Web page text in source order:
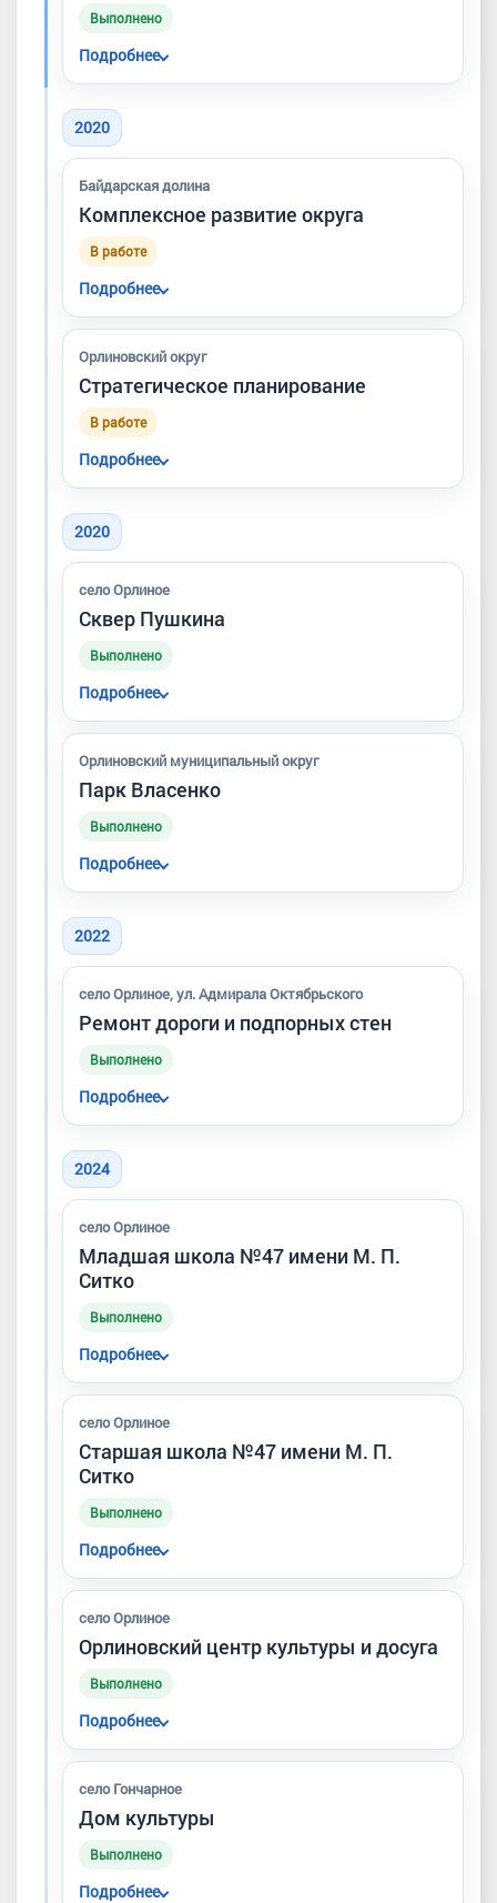
Выполнено
Подробнее
повысило доступность первичной
медицинской помощи для жителей.
2020
Байдарская долина
Комплексное развитие округа
В работе
Подробнее
Рассматривались вопросы
водообеспечения, газификации,
канализования и проекты локальных
очистных сооружений.
Орлиновский округ
Стратегическое планирование
В работе
Подробнее
развития округа, включая благоустройство,
социальные объекты, экологию и
2020
село Орлиное
Сквер Пушкина
Выполнено
Подробнее
Проведены работы по благоустройству
общественного пространства сквера
Пушкина.
Орлиновский муниципальный округ
Парк Власенко
Выполнено
Подробнее
благоустроенных общественных территорий
округа.
2022
село Орлиное, ул. Адмирала Октябрьского
Ремонт дороги и подпорных стен
Выполнено
Подробнее
стен и асфальтирование участка
протяжённостью около 290 метров.
2024
село Орлиное
Младшая школа №47 имени М. П.
Ситко
Выполнено
Подробнее
Проведён капитальный ремонт здания
младшей школы и благоустройство
прилегающей территории.
село Орлиное
Старшая школа №47 имени М. П.
Ситко
Выполнено
Подробнее
Выполнен ремонт здания старшей школы в
Орлином.
село Орлиное
Орлиновский центр культуры и досуга
Выполнено
Подробнее
Выполнен ремонт ОЦКД — одного из
ключевых объектов культуры и
общественной жизни округа.
село Гончарное
Дом культуры
Выполнено
Подробнее